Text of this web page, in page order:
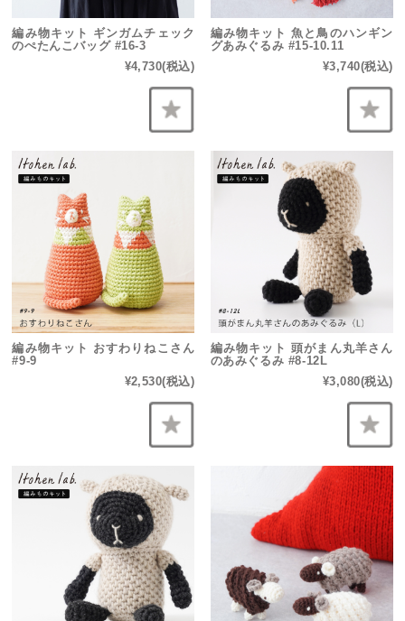
編み物キット ギンガムチェック
のぺたんこバッグ #16-3
¥4,730(税込)
編み物キット 魚と鳥のハンギン
グあみぐるみ #15-10.11
¥3,740(税込)
編み物キット おすわりねこさん
#9-9
¥2,530(税込)
編み物キット 頭がまん丸羊さん
のあみぐるみ #8-12L
¥3,080(税込)